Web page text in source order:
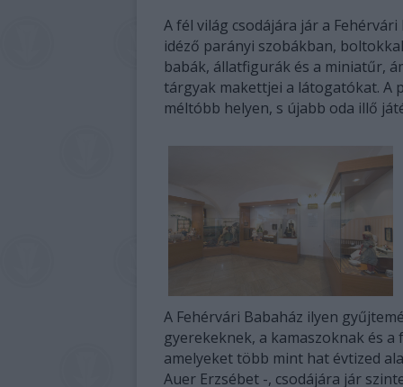
A fél világ csodájára jár a
idéző parányi szobákban,
babák, állatfigurák és a miniatűr,
tárgyak makettjei a látogatókat. A
méltóbb helyen, s újabb oda illő
A Fehérvári Babaház ilyen
gyerekeknek, a kamaszoknak és
amelyeket több mint hat évtized
Auer Erzsébet -, csodájára jár